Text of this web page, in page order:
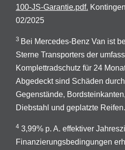
100-JS-Garantie.pdf.
02/2025
3 Bei Mercedes-Benz Van ist
Sterne Transporters der
Komplettradschutz für 24
Abgedeckt sind Schäden
Gegenstände,
Diebstahl und geplatzte Reifen.
4 3,99% p. A. effektiver
Finanzierungsbedingungen